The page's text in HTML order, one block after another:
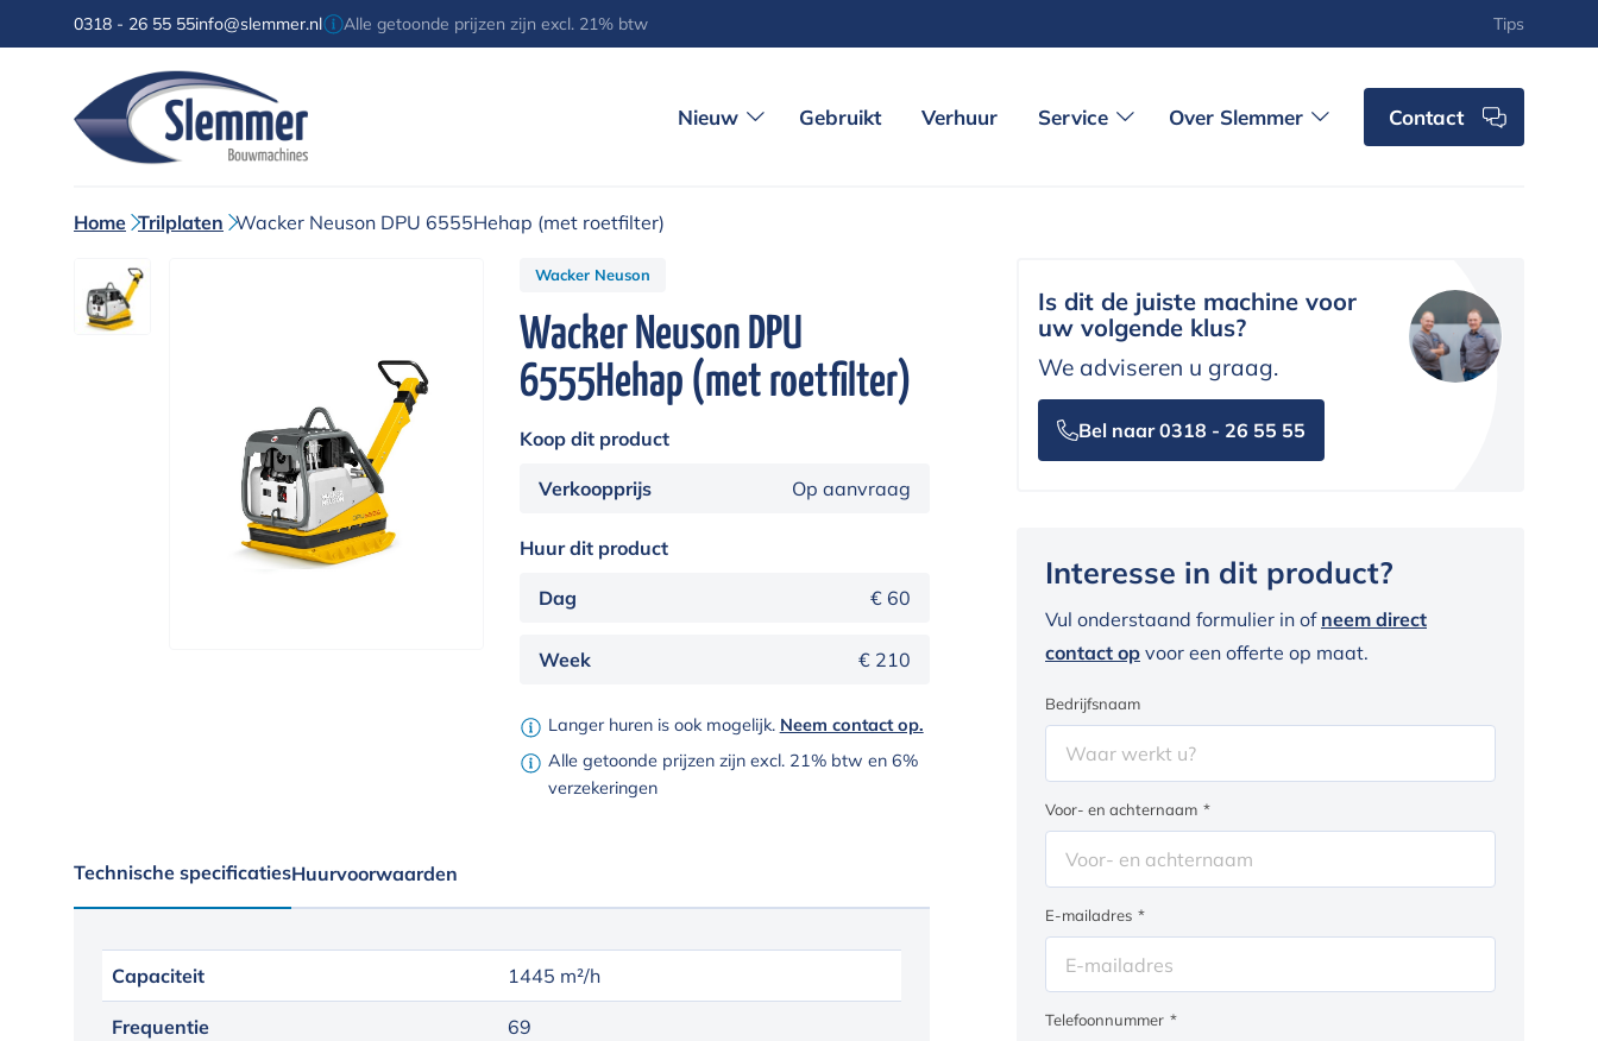
Tips
0318 - 26 55 55info@slemmer.nl Alle getoonde prijzen zijn excl. 21% btw
Nieuw Gebruikt Verhuur Service Over Slemmer Contact
Home Trilplaten Wacker Neuson DPU 6555Hehap (met roetfilter)
Wacker Neuson
Wacker Neuson DPU
6555Hehap (met roetfilter)
Koop dit product
Verkoopprijs Op aanvraag
Huur dit product
Dag € 60
Week € 210
Langer huren is ook mogelijk. Neem contact op.
Alle getoonde prijzen zijn excl. 21% btw en 6%
verzekeringen
Technische specificatiesHuurvoorwaarden
Capaciteit 1445 m²/h
Frequentie 69
Is dit de juiste machine voor
uw volgende klus?
We adviseren u graag.
Bel naar 0318 - 26 55 55
Interesse in dit product?
Vul onderstaand formulier in of neem direct
contact op voor een offerte op maat.
Bedrijfsnaam
Voor- en achternaam *
E-mailadres *
Telefoonnummer *